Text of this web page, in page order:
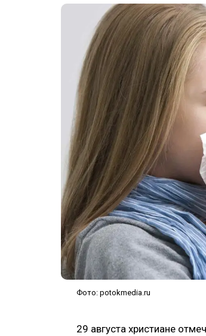
Фото: potokmedia.ru
29 августа христиане